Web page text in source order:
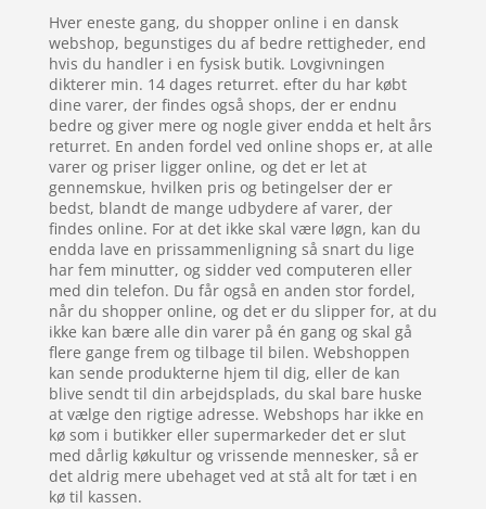
Hver eneste gang, du shopper online i en dansk
webshop, begunstiges du af bedre rettigheder, end
hvis du handler i en fysisk butik. Lovgivningen
dikterer min. 14 dages returret. efter du har købt
dine varer, der findes også shops, der er endnu
bedre og giver mere og nogle giver endda et helt års
returret. En anden fordel ved online shops er, at alle
varer og priser ligger online, og det er let at
gennemskue, hvilken pris og betingelser der er
bedst, blandt de mange udbydere af varer, der
findes online. For at det ikke skal være løgn, kan du
endda lave en prissammenligning så snart du lige
har fem minutter, og sidder ved computeren eller
med din telefon. Du får også en anden stor fordel,
når du shopper online, og det er du slipper for, at du
ikke kan bære alle din varer på én gang og skal gå
flere gange frem og tilbage til bilen. Webshoppen
kan sende produkterne hjem til dig, eller de kan
blive sendt til din arbejdsplads, du skal bare huske
at vælge den rigtige adresse. Webshops har ikke en
kø som i butikker eller supermarkeder det er slut
med dårlig køkultur og vrissende mennesker, så er
det aldrig mere ubehaget ved at stå alt for tæt i en
kø til kassen.